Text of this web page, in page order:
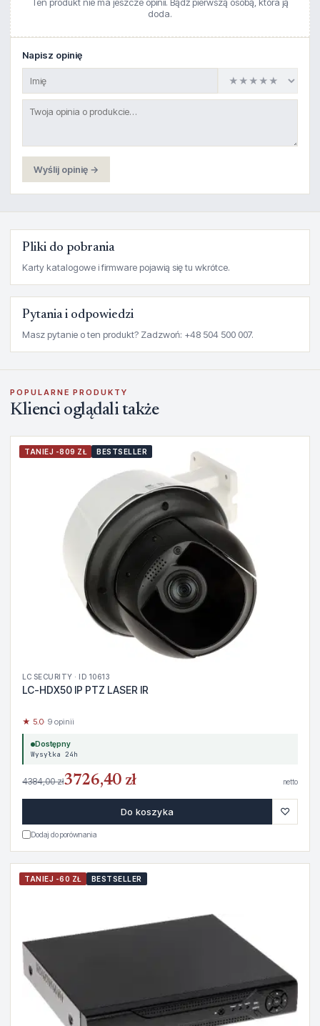
doda.
Napisz opinię
Wyślij opinię →
Pliki do pobrania
Karty katalogowe i firmware pojawią się tu wkrótce.
Pytania i odpowiedzi
Masz pytanie o ten produkt? Zadzwoń: +48 504 500 007.
POPULARNE PRODUKTY
Klienci oglądali także
TANIEJ -809 ZŁ BESTSELLER
LC SECURITY · ID 10613
LC-HDX50 IP PTZ LASER IR
★ 5.0· 9 opinii
Dostępny
Wysyłka 24h
4384,00 zł3726,40 zł netto
Do koszyka ♡
Dodaj do porównania
TANIEJ -60 ZŁ BESTSELLER